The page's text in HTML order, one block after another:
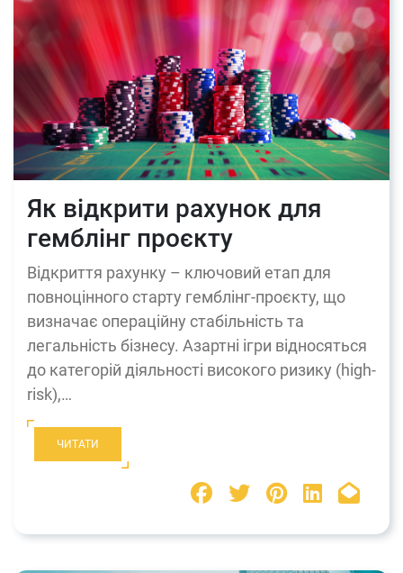
Як відкрити рахунок для
гемблінг проєкту
Відкриття рахунку – ключовий етап для
повноцінного старту гемблінг-проєкту, що
визначає операційну стабільність та
легальність бізнесу. Азартні ігри відносяться
до категорій діяльності високого ризику (high-
risk),…
ЧИТАТИ